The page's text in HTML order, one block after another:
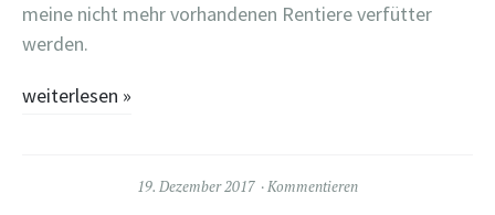
meine nicht mehr vorhandenen Rentiere verfütter
werden.
weiterlesen »
19. Dezember 2017 Kommentieren